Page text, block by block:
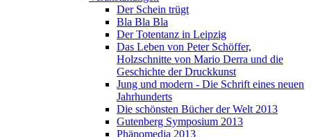
Der Schein trügt
Bla Bla Bla
Der Totentanz in Leipzig
Das Leben von Peter Schöffer,
Holzschnitte von Mario Derra und die
Geschichte der Druckkunst
Jung und modern - Die Schrift eines neuen
Jahrhunderts
Die schönsten Bücher der Welt 2013
Gutenberg Symposium 2013
Phänomedia 2013